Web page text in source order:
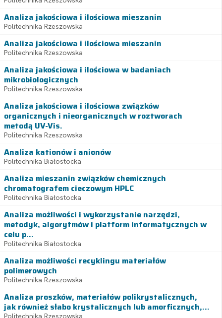
Analiza jakościowa i ilościowa mieszanin
Politechnika Rzeszowska
Analiza jakościowa i ilościowa mieszanin
Politechnika Rzeszowska
Analiza jakościowa i ilościowa w badaniach
mikrobiologicznych
Politechnika Rzeszowska
Analiza jakościowa i ilościowa związków
organicznych i nieorganicznych w roztworach
metodą UV-Vis.
Politechnika Rzeszowska
Analiza kationów i anionów
Politechnika Białostocka
Analiza mieszanin związków chemicznych
chromatografem cieczowym HPLC
Politechnika Białostocka
Analiza możliwości i wykorzystanie narzędzi,
metodyk, algorytmów i platform informatycznych w
celu p...
Politechnika Białostocka
Analiza możliwości recyklingu materiałów
polimerowych
Politechnika Rzeszowska
Analiza proszków, materiałów polikrystalicznych,
jak również słabo krystalicznych lub amorficznych,...
Politechnika Rzeszowska